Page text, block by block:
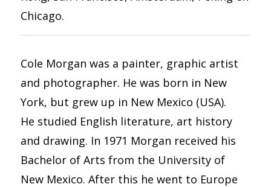
Chicago.
Cole Morgan was a painter, graphic artist
and photographer. He was born in New
York, but grew up in New Mexico (USA).
He studied English literature, art history
and drawing. In 1971 Morgan received his
Bachelor of Arts from the University of
New Mexico. After this he went to Europe